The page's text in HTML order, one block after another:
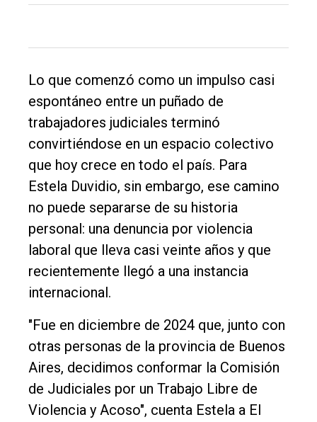
Lo que comenzó como un impulso casi
espontáneo entre un puñado de
trabajadores judiciales terminó
convirtiéndose en un espacio colectivo
que hoy crece en todo el país. Para
Estela Duvidio, sin embargo, ese camino
no puede separarse de su historia
personal: una denuncia por violencia
laboral que lleva casi veinte años y que
recientemente llegó a una instancia
internacional.
"Fue en diciembre de 2024 que, junto con
otras personas de la provincia de Buenos
Aires, decidimos conformar la Comisión
de Judiciales por un Trabajo Libre de
Violencia y Acoso", cuenta Estela a El